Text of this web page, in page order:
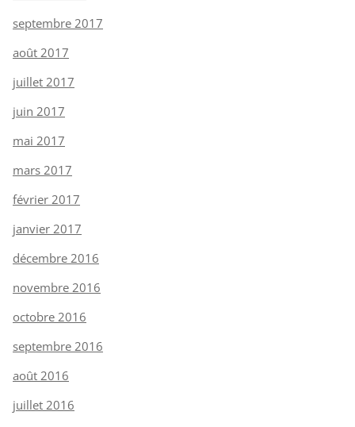
septembre 2017
août 2017
juillet 2017
juin 2017
mai 2017
mars 2017
février 2017
janvier 2017
décembre 2016
novembre 2016
octobre 2016
septembre 2016
août 2016
juillet 2016